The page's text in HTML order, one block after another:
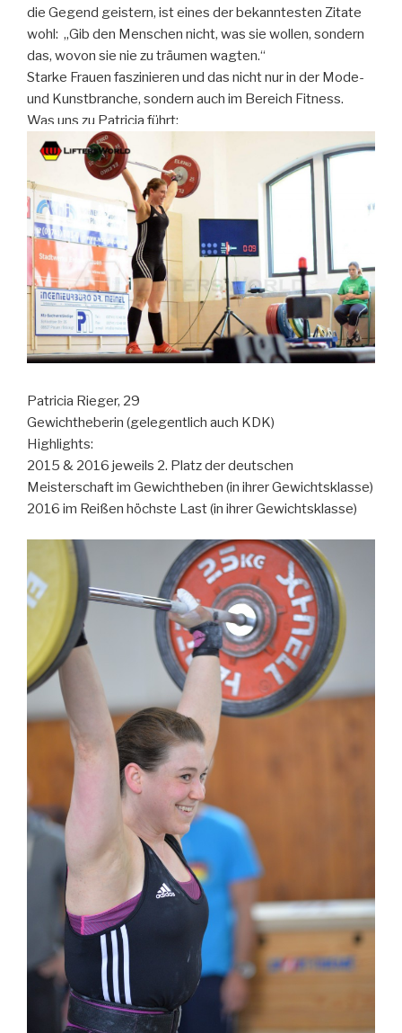
die Gegend geistern, ist eines der bekanntesten Zitate
wohl: „Gib den Menschen nicht, was sie wollen, sondern
das, wovon sie nie zu träumen wagten.“
Starke Frauen faszinieren und das nicht nur in der Mode-
und Kunstbranche, sondern auch im Bereich Fitness.
Was uns zu Patricia führt:
Patricia Rieger, 29
Gewichtheberin (gelegentlich auch KDK)
Highlights:
2015 & 2016 jeweils 2. Platz der deutschen
Meisterschaft im Gewichtheben (in ihrer Gewichtsklasse)
2016 im Reißen höchste Last (in ihrer Gewichtsklasse)